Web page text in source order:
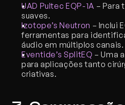
UAD Pultec EQP-1A – Para
suaves.
Izotope’s Neutron – Inclui
ferramentas para
áudio em múltiplos canais.
Eventide’s SplitEQ – Uma
para aplicações tanto
criativas.